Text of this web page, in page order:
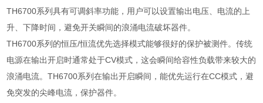
TH6700系列具有可调斜率功能，用户可以设置输出电压、电流的上
升、下降时间，避免开关瞬间的浪涌电流破坏器件。
TH6700系列的恒压/恒流优先选择模式能够很好的保护被测件。传统
电源在输出开启时通常处于CV模式，这会瞬间给容性负载带来较大的
浪涌电流。TH6700系列在输出开启瞬间，能优先运行在CC模式，避
免突发的尖峰电流，保护器件。